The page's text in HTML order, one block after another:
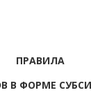
ПРАВИЛА
В ФОРМЕ